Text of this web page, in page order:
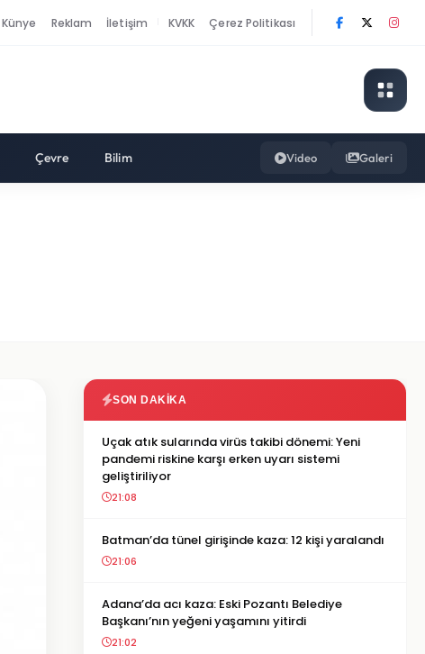
Künye Reklam İletişim KVKK Çerez Politikası
Çevre Bilim Video Galeri
SON DAKIKA
Uçak atık sularında virüs takibi dönemi: Yeni
pandemi riskine karşı erken uyarı sistemi
geliştiriliyor
21:08
Batman’da tünel girişinde kaza: 12 kişi yaralandı
21:06
Adana’da acı kaza: Eski Pozantı Belediye
Başkanı’nın yeğeni yaşamını yitirdi
21:02